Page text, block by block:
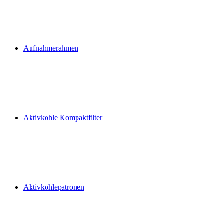
Aufnahmerahmen
Aktivkohle Kompaktfilter
Aktivkohlepatronen